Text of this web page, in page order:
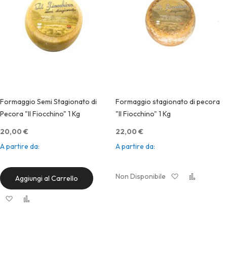
Formaggio Semi Stagionato di
Pecora "Il Fiocchino" 1 Kg
20,00 €
A partire da
Aggiungi al Carrello
Aggiungi alla lista desideri
Formaggio stagionato di pecora
"Il Fiocchino" 1 Kg
22,00 €
A partire da
Non Disponibile Aggiungi alla